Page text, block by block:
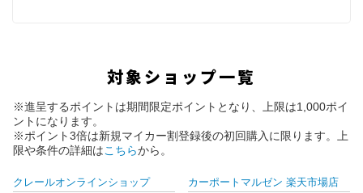
対象ショップ一覧
※進呈するポイントは期間限定ポイントとなり、上限は1,000ポイ
ントになります。
※ポイント3倍は新規マイカー割登録後の初回購入に限ります。上
限や条件の詳細はこちらから。
クレールオンラインショップ
カーポートマルゼン 楽天市場店